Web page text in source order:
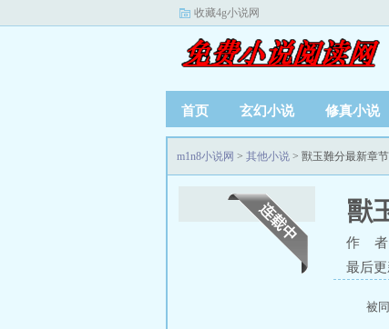
收藏4g小说网
首页 玄幻小说 修真小说
m1n8小说网 > 其他小说 > 獸玉難分最新章
獸
作 者
最后更
被